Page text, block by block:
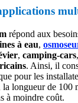
répond aux
à eau,
, camping-cars,
. Ainsi, il
pour les
longueur de 100
à moindre coût.